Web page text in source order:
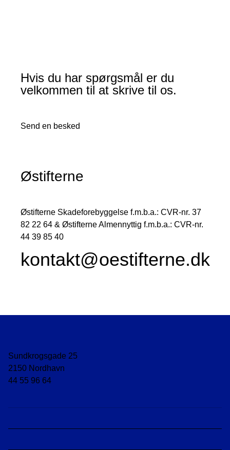
Hvis du har spørgsmål er du
velkommen til at skrive til os.
Send en besked
Østifterne
Østifterne Skadeforebyggelse f.m.b.a.: CVR-nr. 37
82 22 64 & Østifterne Almennyttig f.m.b.a.: CVR-nr.
44 39 85 40
kontakt@oestifterne.dk
Sundkrogsgade 25
2150 Nordhavn
44 55 96 64